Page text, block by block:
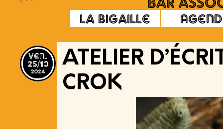
La Bigaille
ven.
25/10
2024
ATELIER
CROK